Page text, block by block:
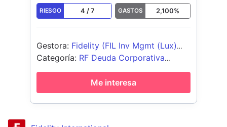
RIESGO 4 /7 GASTOS 2,100%
Gestora: Fidelity (FIL Inv Mgmt (Lux)
S.A.)
Categoría: RF Deuda Corporativa
Global Emergente
Me interesa